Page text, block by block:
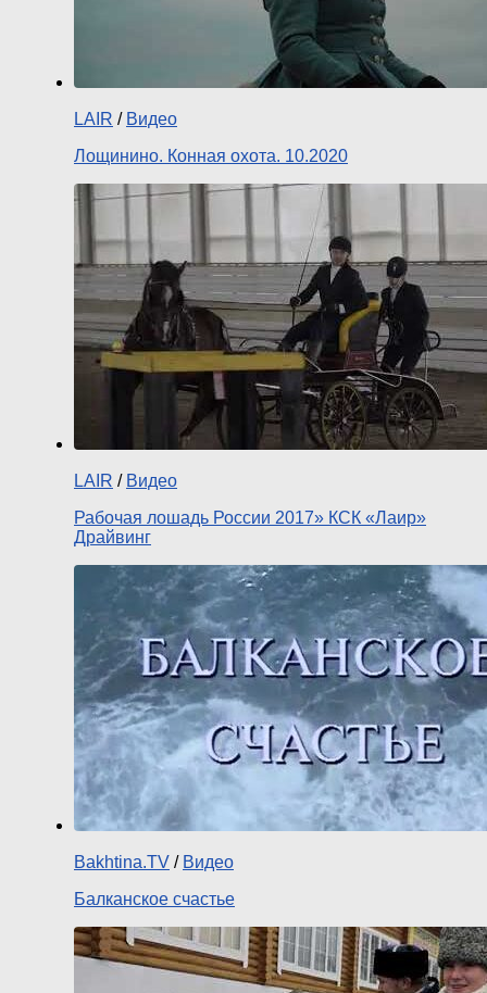
LAIR / Видео
Лощинино. Конная охота. 10.2020
LAIR / Видео
Рабочая лошадь России 2017» КСК «Лаир»
Драйвинг
Bakhtina.TV / Видео
Балканское счастье